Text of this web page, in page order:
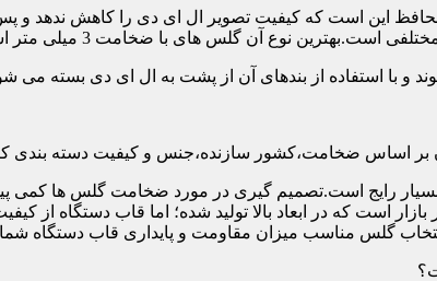
این است که کیفیت تصویر ال ای دی را کاهش ندهد و
نوع آن گلس های با ضخامت 3 میلی متر است.
و با استفاده از بندهای آن از پشت به ال ای دی بسته می
اساس ضخامت،کشور سازنده،جنس و کیفیت دسته بندی
ضخامت های 2،2.5 و 3 میلی متر بسیار رایج است.تصمیم گیری در مورد
بازار است که در ابعاد بالا تولید شده؛ اما قاب
گلس مناسب میزان مقاومت و پایداری قاب دستگاه